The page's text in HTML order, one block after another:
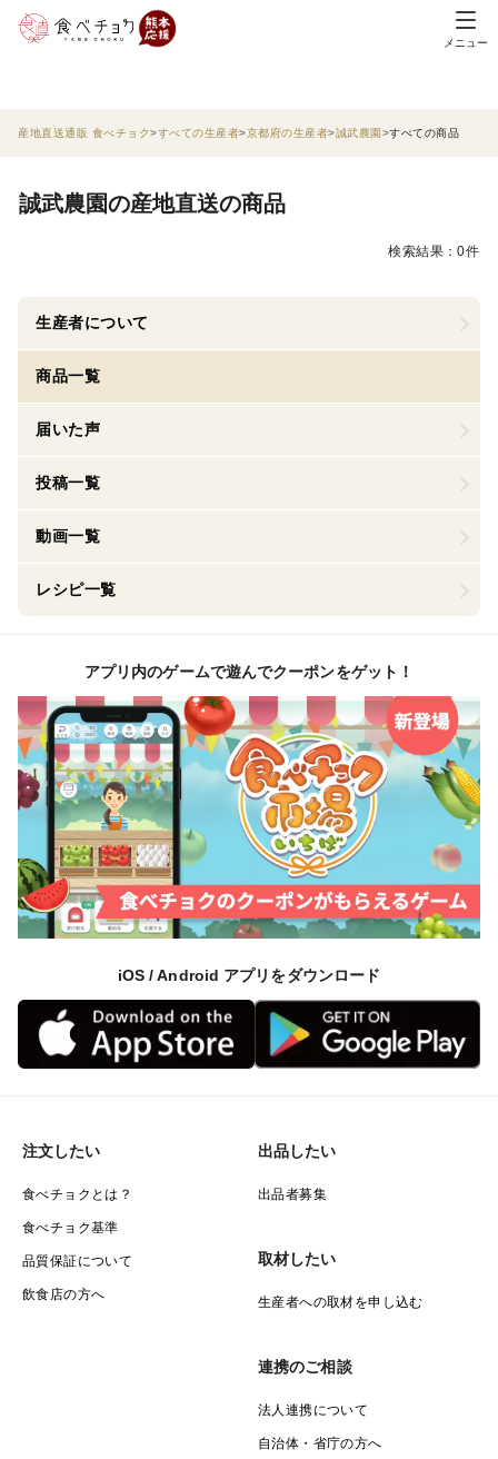
メニュー
産地直送通販 食べチョク すべての生産者 京都府の生産者 誠武農園 すべての商品
誠武農園の産地直送の商品
検索結果：0件
生産者について
商品一覧
届いた声
投稿一覧
動画一覧
レシピ一覧
アプリ内のゲームで遊んでクーポンをゲット！
iOS / Android アプリをダウンロード
注文したい
食べチョクとは？
食べチョク基準
品質保証について
飲食店の方へ
出品したい
出品者募集
取材したい
生産者への取材を申し込む
連携のご相談
法人連携について
自治体・省庁の方へ